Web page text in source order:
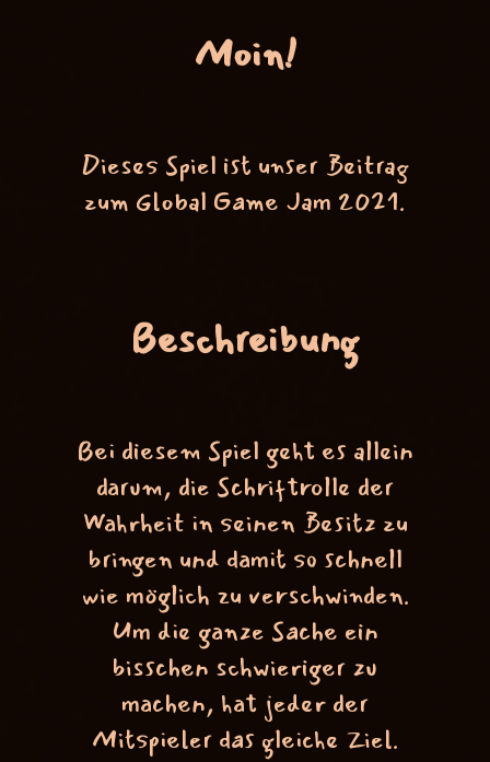
Moin!
Dieses Spiel ist unser Beitrag
zum Global Game Jam 2021.
Beschreibung
Bei diesem Spiel geht es allein
darum, die Schriftrolle der
Wahrheit in seinen Besitz zu
bringen und damit so schnell
wie möglich zu verschwinden.
Um die ganze Sache ein
bisschen schwieriger zu
machen, hat jeder der
Mitspieler das gleiche Ziel.